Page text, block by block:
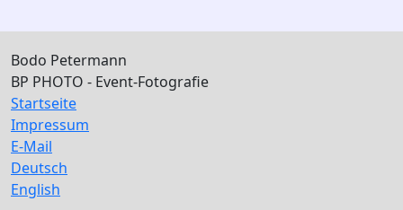
Bodo Petermann
BP PHOTO - Event-Fotografie
Startseite
Impressum
E-Mail
Deutsch
English